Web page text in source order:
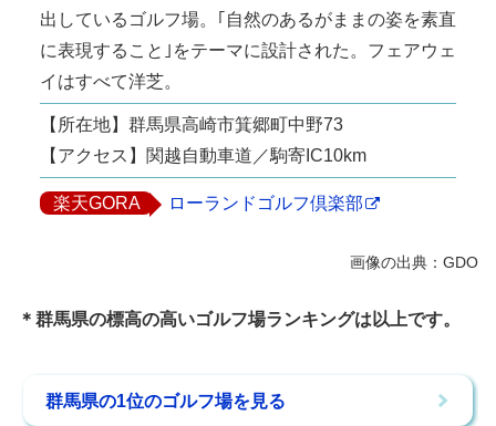
出しているゴルフ場。｢自然のあるがままの姿を素直
に表現すること｣をテーマに設計された。フェアウェ
イはすべて洋芝。
【所在地】群馬県高崎市箕郷町中野73
【アクセス】関越自動車道／駒寄IC10km
楽天GORA ローランドゴルフ倶楽部
＊群馬県の標高の高いゴルフ場ランキングは以上です。
群馬県の1位のゴルフ場を見る